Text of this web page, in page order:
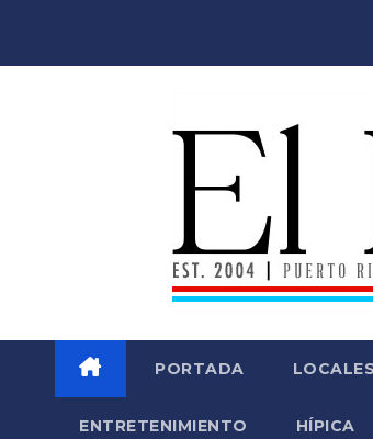
PORTADA LOCALES
ENTRETENIMIENTO HÍPICA